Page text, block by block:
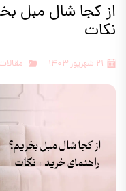
از کجا شال مبل
نکات
۲۱ شهریور ۱۴۰۳ مقالات